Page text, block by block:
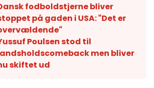
fodboldstjerne bliver
på gaden i USA: "Det er
Poulsen stod til
men bliver
skiftet ud